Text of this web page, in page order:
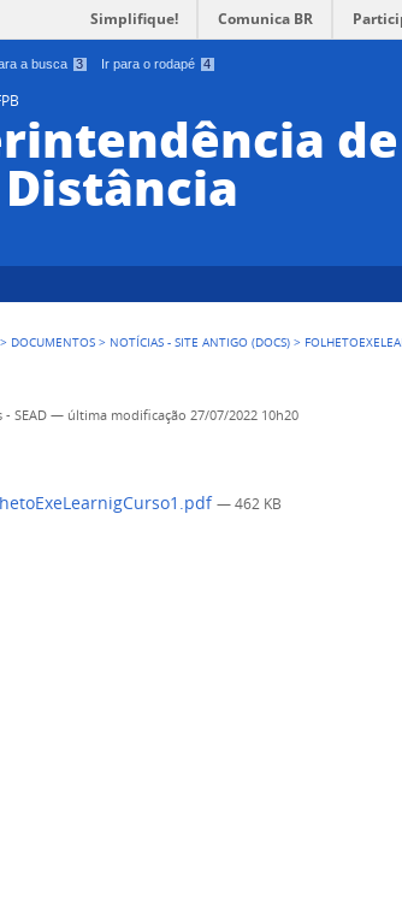
a busca 3 Ir para o rodapé 4
Simplifique! Comunica BR
de
> DOCUMENTOS > NOTÍCIAS - SITE ANTIGO (DOCS) >
- SEAD — última modificação 27/07/2022 10h20
— 462 KB